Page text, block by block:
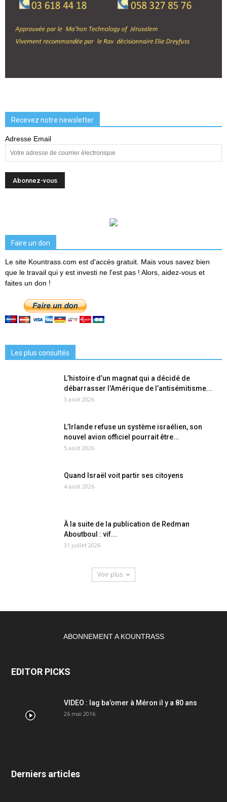
Recevez notre newsletter
Adresse Email
Faire un don
Le site Kountrass.com est d'accès gratuit. Mais vous savez bien
que le travail qui y est investi ne l'est pas ! Alors, aidez-vous et
faites un don !
Les plus consultés
L’histoire d’un magnat qui a décidé de
débarrasser l’Amérique de l’antisémitisme...
3 août 2026
L’Irlande refuse un système israélien, son
nouvel avion officiel pourrait être...
5 août 2026
Quand Israël voit partir ses citoyens
4 août 2026
À la suite de la publication de Redman
Aboutboul : vif...
31 juillet 2026
Voir plus
ABONNEMENT A KOUNTRASS
EDITOR PICKS
VIDEO : lag ba’omer à Méron il y a 80 ans
26 mai 2016
Derniers articles